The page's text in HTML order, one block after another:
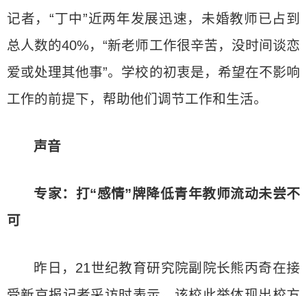
记者，“丁中”近两年发展迅速，未婚教师已占到
总人数的40%，“新老师工作很辛苦，没时间谈恋
爱或处理其他事”。学校的初衷是，希望在不影响
工作的前提下，帮助他们调节工作和生活。
声音
专家：打“感情”牌降低青年教师流动未尝不
可
昨日，21世纪教育研究院副院长熊丙奇在接